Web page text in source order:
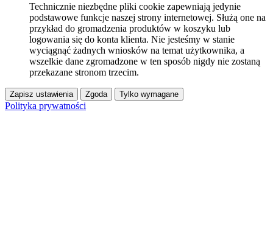
Technicznie niezbędne pliki cookie zapewniają jedynie
podstawowe funkcje naszej strony internetowej. Służą one na
przykład do gromadzenia produktów w koszyku lub
logowania się do konta klienta. Nie jesteśmy w stanie
wyciągnąć żadnych wniosków na temat użytkownika, a
wszelkie dane zgromadzone w ten sposób nigdy nie zostaną
przekazane stronom trzecim.
Zapisz ustawienia Zgoda Tylko wymagane
Polityka prywatności